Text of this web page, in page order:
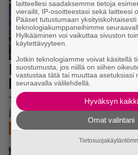
laitteellesi saadaksemme tietoja
vierailit, IP-osoitteestasi sekä laitteesi
Pääset tutustumaan
teknologiakumppaneihimme
Hylkääminen voi vaikuttaa sivuston
käytettävyyteen.
Jotkin teknologiamme voivat käsitellä
suostumusta, jos niillä on siihen
vastustaa tätä tai muuttaa asetuksiasi
seuraavalla välilehdellä.
Hyväksyn kaikki
Omat valintani